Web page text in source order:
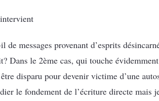
de messages provenant d’esprits
Dans le 2ème cas, qui touche
disparu pour devenir victime d’une
le fondement de l’écriture directe mais